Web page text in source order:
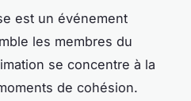
est un événement
les membres du
se concentre à la
de cohésion.